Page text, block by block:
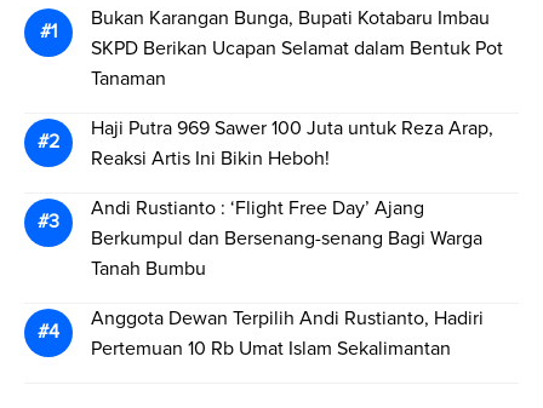
Bukan Karangan Bunga, Bupati Kotabaru Imbau
SKPD Berikan Ucapan Selamat dalam Bentuk Pot
Tanaman
Haji Putra 969 Sawer 100 Juta untuk Reza Arap,
Reaksi Artis Ini Bikin Heboh!
Andi Rustianto : ‘Flight Free Day’ Ajang
Berkumpul dan Bersenang-senang Bagi Warga
Tanah Bumbu
Anggota Dewan Terpilih Andi Rustianto, Hadiri
Pertemuan 10 Rb Umat Islam Sekalimantan